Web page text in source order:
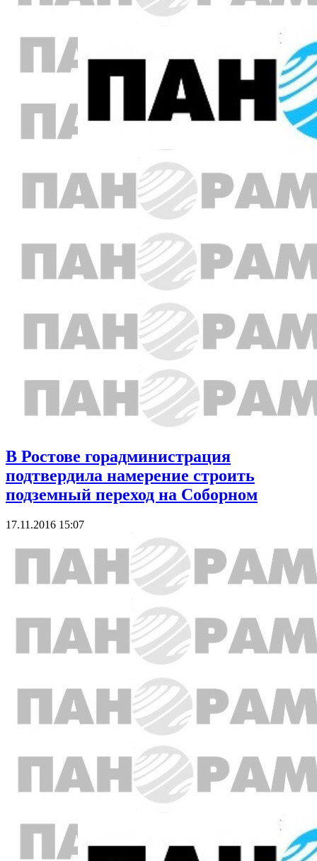
В Ростове горадминистрация
подтвердила намерение строить
подземный переход на Соборном
17.11.2016 15:07